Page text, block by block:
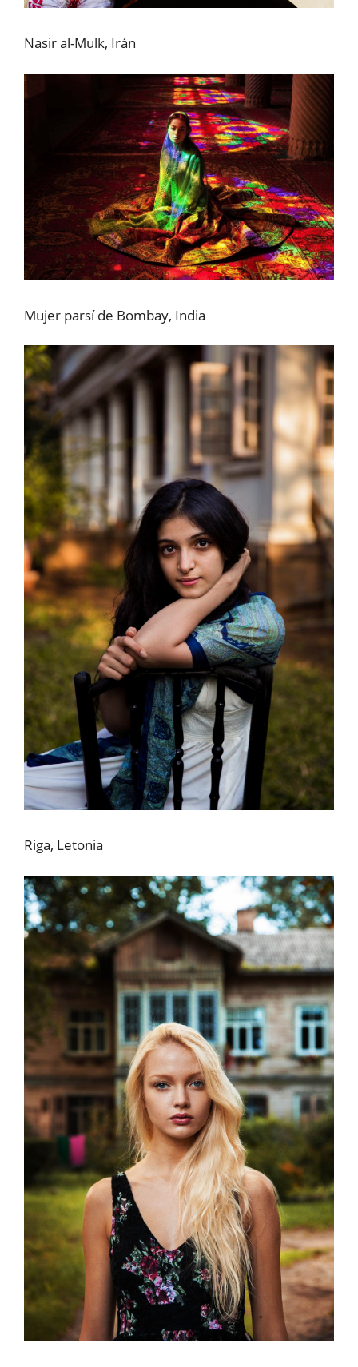
Nasir al-Mulk, Irán
Mujer parsí de Bombay, India
Riga, Letonia